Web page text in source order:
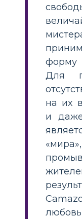
форму
Для
на их
и